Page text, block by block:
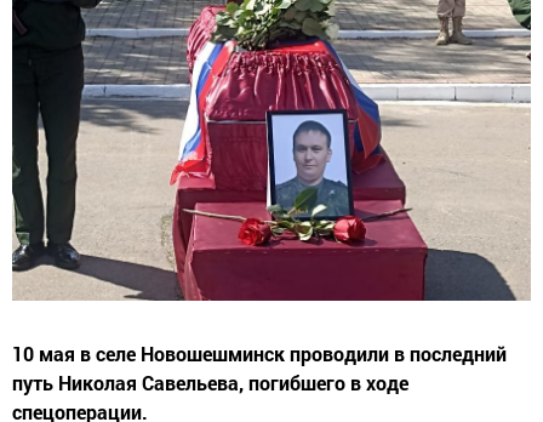
10 мая в селе Новошешминск проводили в последний
путь Николая Савельева, погибшего в ходе
спецоперации.